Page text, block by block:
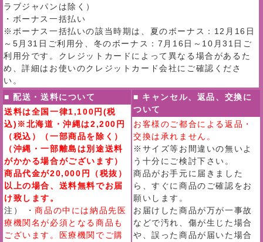
ラブジャパンは除く）
・ボーナス一括払い
※ボーナス一括払いの該当時期は、夏のボーナス：12月16日
～5月31日ご利用分、冬のボーナス：7月16日～10月31日ご
利用分です。クレジットカードによって異なる場合があるた
め、詳細はお使いのクレジットカード会社にご確認くださ
い。
■ 配送・送料について
送料は全国一律1,100円(税
込)※北海道・沖縄は2,200円
（税込）（一部商品を除く）
（沖縄・一部離島は別途送料
がかかる場合がございます）
商品代金が20,000円（税抜）
以上の場合、送料無料でお届
け致します。
注） ・商品の中には納品先医
療機関名が必須となる商品も
ございます。医療機関でご購
■ キャンセル、返品、交換に
ついて
お客様のご都合による返品・
交換は承れません。
※サイズ等お間違いの無いよ
う十分にご検討下さい。
商品がお手元に届きました
ら、すぐに商品のご確認をお
願いします。
お届けした商品が万が一事故
などで汚れ、傷が生じた場合
や、誤った商品が届いた場合